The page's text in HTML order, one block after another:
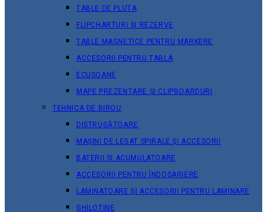
TABLE DE PLUTA
FLIPCHARTURI ȘI REZERVE
TABLE MAGNETICE PENTRU MARKERE
ACCESORII PENTRU TABLA
ECUSOANE
MAPE PREZENTARE ȘI CLIPBOARDURI
TEHNICA DE BIROU
DISTRUGĂTOARE
MAȘINI DE LEGAT SPIRALE ȘI ACCESORII
BATERII ȘI ACUMULATOARE
ACCESORII PENTRU ÎNDOSARIERE
LAMINATOARE ȘI ACCESORII PENTRU LAMINARE
GHILOTINE